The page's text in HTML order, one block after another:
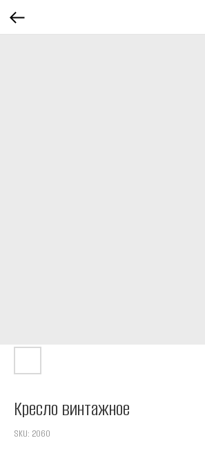
Кресло винтажное
SKU: 2060